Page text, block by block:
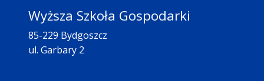
Wyższa Szkoła Gospodarki
85-229 Bydgoszcz
ul. Garbary 2